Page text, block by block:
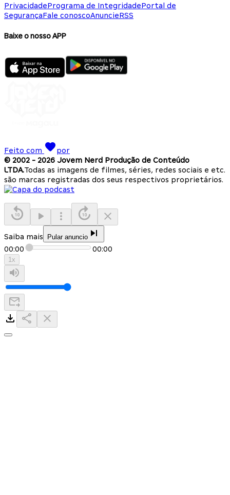
PrivacidadePrograma de IntegridadePortal de
SegurançaFale conoscoAnuncieRSS
Baixe o nosso APP
Feito com
por
© 2002 - 2026 Jovem Nerd Produção de Conteúdo
LTDA.Todas as imagens de filmes, séries, redes sociais e etc.
são marcas registradas dos seus respectivos proprietários.
Saiba mais Pular anuncio
00:00 00:00
1x